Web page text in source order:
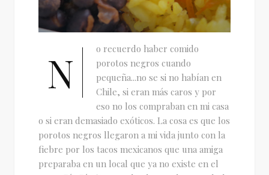
N
o recuerdo haber comido
porotos negros cuando
pequeña...no se si no habían en
Chile, si eran más caros y por
eso no los compraban en mi casa
o si eran demasiado exóticos. La cosa es que los
porotos negros llegaron a mi vida junto con la
fiebre por los tacos mexicanos que una amiga
preparaba en un local que ya no existe en el